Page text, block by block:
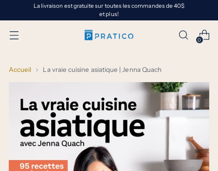
0
La livraison est gratuite sur toutes les commandes de 40$
et plus!
Accueil La vraie cuisine asiatique | Jenna Quach